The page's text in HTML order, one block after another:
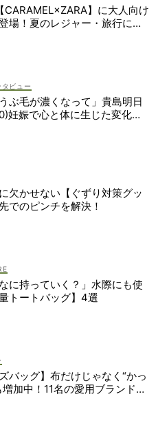
CARAMEL×ZARA】に大人向け
場！夏のレジャー・旅行にも
ビュー
うぶ毛が濃くなって」貴島明日
妊娠で心と体に生じた変化も
す」
欠かせない【ぐずり対策グッ
でのピンチを解決！
なに持っていく？」水際にも使
トートバッグ】4選
バッグ】布だけじゃなく“かっ
増加中！11名の愛用ブランド